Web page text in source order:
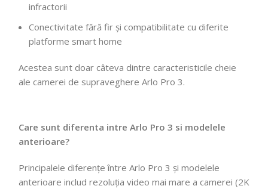
infractorii
Conectivitate fără fir și compatibilitate cu diferite
platforme smart home
Acestea sunt doar câteva dintre caracteristicile cheie
ale camerei de supraveghere Arlo Pro 3.
Care sunt diferenta intre Arlo Pro 3 si modelele
anterioare?
Principalele diferențe între Arlo Pro 3 și modelele
anterioare includ rezoluția video mai mare a camerei (2K